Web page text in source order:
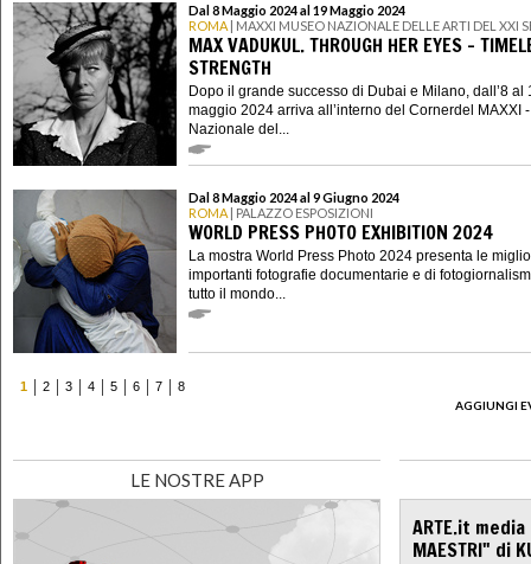
Dal 8 Maggio 2024 al 19 Maggio 2024
ROMA | MAXXI MUSEO NAZIONALE DELLE ARTI DEL XXI
MAX VADUKUL. THROUGH HER EYES –
STRENGTH
Dopo il grande successo di Dubai e Milano, dall’8 al
maggio 2024 arriva all’interno del Cornerdel MAXXI
Nazionale del...
Dal 8 Maggio 2024 al 9 Giugno 2024
ROMA | PALAZZO ESPOSIZIONI
WORLD PRESS PHOTO EXHIBITION 2024
La mostra World Press Photo 2024 presenta le
importanti fotografie documentarie e di
tutto il mondo...
1 2 3 4 5 6 7
8
AGGIUNGI
LE NOSTRE APP
ARTE.it
MAESTRI" di